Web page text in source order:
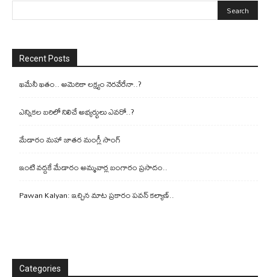
Recent Posts
ఖమేనీ ఖతం.. అమెరికా లక్ష్యం నెరవేరేనా..?
ఎన్నికల బరిలో నిలిచే అభ్యర్థులు ఎవరో..?
మేడారం మహా జాతర మంగ్లీ సాంగ్
ఇంటి వద్దకే మేడారం అమ్మవార్ల బంగారం ప్రసాదం..
Pawan Kalyan: ఇచ్చిన మాట ప్రకారం పవన్ కల్యాణ్..
Categories